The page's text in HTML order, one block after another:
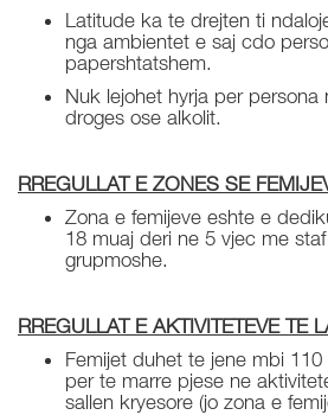
Latitude ka te drejten ti
nga ambientet e saj cdo
papershtatshem.
Nuk lejohet hyrja per persona
droges ose alkolit.
RREGULLAT E ZONES SE
Zona e femijeve eshte e
18 muaj deri ne 5 vjec me
grupmoshe.
RREGULLAT E AKTIVITETEVE TE
Femijet duhet te jene mbi
per te marre pjese ne
sallen kryesore (jo zona e